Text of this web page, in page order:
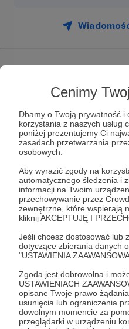
Cenimy
Dbamy o Twoją prywatność i
korzystania z naszych usług
poniżej prezentujemy Ci
zasadach przetwarzania
osobowych.
Aby wyrazić zgody na
automatycznego śledzenia i
informacji na Twoim
przechowywanie przez
zewnętrzne, które wspierają
kliknij AKCEPTUJĘ I
Jeśli chcesz dostosować lub
dotyczące zbierania danych
"USTAWIENIA
Zgoda jest dobrowolna i
USTAWIENIACH
opisane Twoje prawo
usunięcia lub ograniczenia
dowolnym momencie za
przeglądarki w urządzeniu
10 tys. kmbiegiem.
specjalność to
Nazywam się Marcin
biegaczem ultra i
którym piszę o
odżywianiu, walce z
biegaczy.
Przez większość
nadwagę, zero
lodówką „prawdziwego
piwo… Powiedzmy to
typem sportowca.
przejrzałem na oczy i
muszę schudnąć,
do osiągnięcia tego